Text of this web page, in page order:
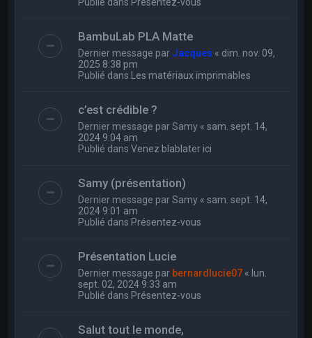
BambuLab PLA Matte
Dernier message par Jacques « dim. nov. 09,
2025 8:38 pm
Publié dans Les matériaux imprimables
c’est crédible ?
Dernier message parSamy «sam. sept. 14,
2024 9:04 am
Publié dansVenez blablater ici
Samy (présentation)
Dernier message parSamy «sam. sept. 14,
2024 9:01 am
Publié dans Présentez-vous
Présentation Lucie
Dernier message par bernardlucie07 « lun.
sept. 02, 2024 9:33 am
Publié dans Présentez-vous
Salut tout le monde,